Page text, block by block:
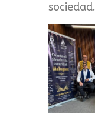
sociedad.